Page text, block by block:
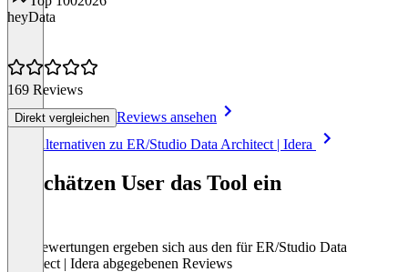
heyData
169 Reviews
Direkt vergleichen Reviews ansehen
Alle Alternativen zu ER/Studio Data Architect | Idera
So schätzen User das Tool ein
Die Bewertungen ergeben sich aus den für ER/Studio Data
Architect | Idera abgegebenen Reviews